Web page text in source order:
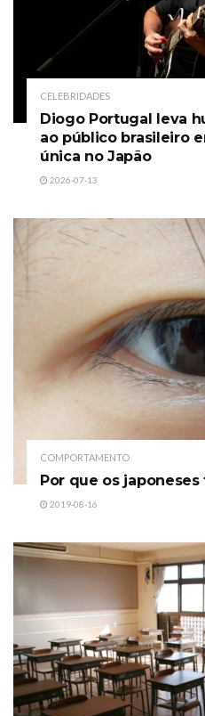
CELEBRIDADES
Diogo Portugal leva
ao público brasileiro
única no Japão
2026-07-13
COMPORTAMENTO
Por que os
2019-08-16